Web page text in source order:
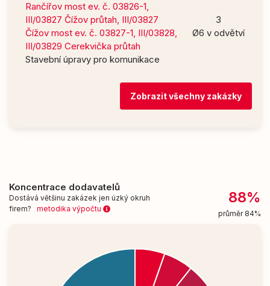
Rančířov most ev. č. 03826-1,
III/03827 Čížov průtah, III/03827
Čížov most ev. č. 03827-1, III/03828,
III/03829 Cerekvička průtah
Stavební úpravy pro komunikace
3
Ø6 v odvětví
Zobrazit všechny zakázky
Koncentrace dodavatelů
Dostává většinu zakázek jen úzký okruh
firem? metodika výpočtu
88%
průměr 84%